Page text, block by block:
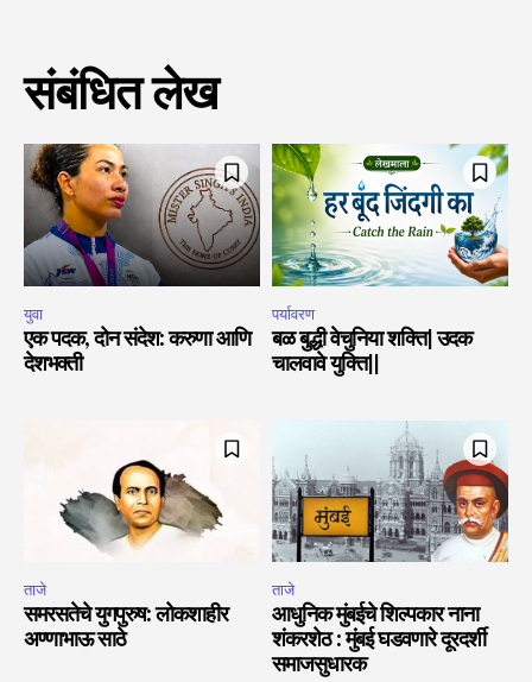
संबंधित लेख
युवा
एक पदक, दोन संदेश: करुणा आणि
देशभक्ती
पर्यावरण
बळ बुद्धी वेचुनिया शक्ति| उदक
चालवावे युक्ति||
ताजे
समरसतेचे युगपुरुष: लोकशाहीर
अण्णाभाऊ साठे
ताजे
आधुनिक मुंबईचे शिल्पकार नाना
शंकरशेठ : मुंबई घडवणारे दूरदर्शी
समाजसुधारक